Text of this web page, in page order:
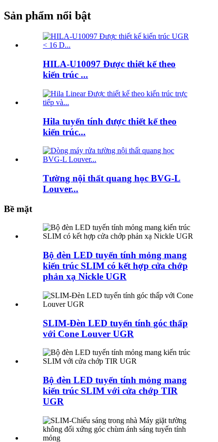
Sản phẩm nổi bật
HILA-U10097 Được thiết kế theo
kiến ​​trúc ...
Hila tuyến tính được thiết kế theo
kiến ​​trúc...
Tường nội thất quang học BVG-L
Louver...
Bề mặt
Bộ đèn LED tuyến tính mỏng mang
kiến ​​trúc SLIM có kết hợp cửa chớp
phản xạ Nickle UGR
SLIM-Đèn LED tuyến tính góc thấp
với Cone Louver UGR
Bộ đèn LED tuyến tính mỏng mang
kiến ​​trúc SLIM với cửa chớp TIR
UGR